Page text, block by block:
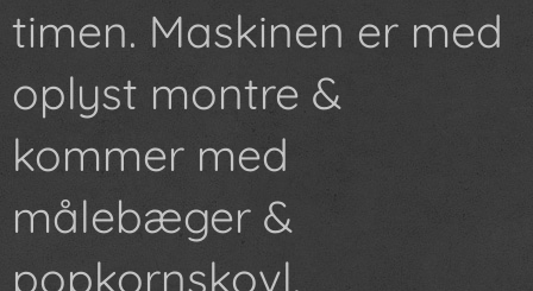
timen. Maskinen er med
oplyst montre &
kommer med
målebæger &
popkornskovl.